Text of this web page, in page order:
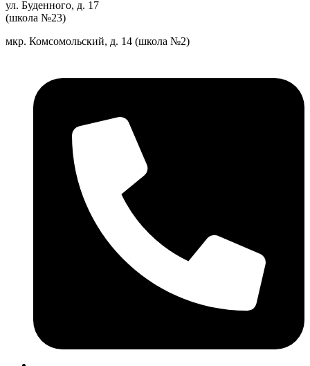
ул. Буденного, д. 17
(школа №23)
мкр. Комсомольский, д. 14 (школа №2)